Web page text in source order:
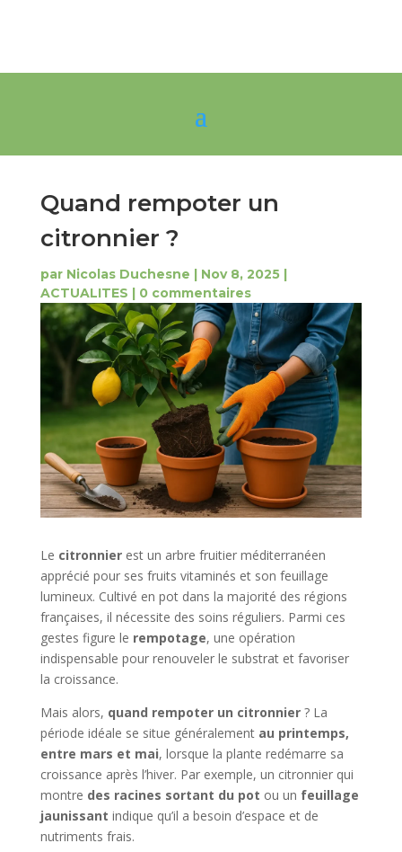
Quand rempoter un
citronnier ?
par Nicolas Duchesne | Nov 8, 2025|
ACTUALITES | 0 commentaires
Le citronnierest un arbre fruitier méditerranéen
apprécié pour ses fruits vitaminés et son feuillage
lumineux. Cultivé en pot dans la majorité des régions
françaises, il nécessite des soins réguliers. Parmi ces
gestes figure le rempotage, une opération
indispensable pour renouveler le substrat et favoriser
la croissance.
Mais alors, quand rempoter un citronnier? La
période idéale se situe généralement au printemps,
entre mars et mai, lorsque la plante redémarre sa
croissance après l’hiver. Par exemple, un citronnier qui
montre des racines sortant du pot ou un feuillage
jaunissant indique qu’il a besoin d’espace et de
nutriments frais.